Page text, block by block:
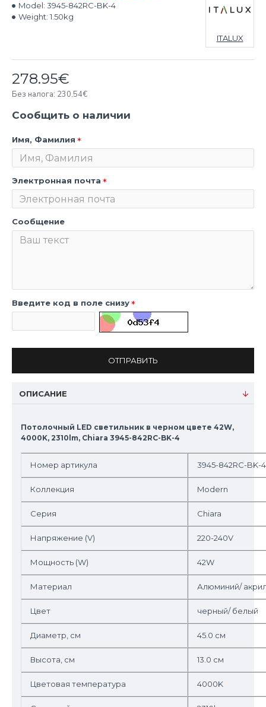
278.95€
Без налога: 230.54€
Model: 3945-842RC-BK-4
Weight: 1.50kg
ITALUX
Сообщить о наличии
Имя, Фамилия
Электронная почта
Сообщение
Введите код в поле снизу
ОТПРАВИТЬ
ОПИСАНИЕ
Потолочный LED светильник в черном цвете 42W,
4000K, 2310lm, Chiara 3945-842RC-BK-4
Номер артикула 3945-842RC-BK-4
Коллекция Modern
Серия Chiara
Напряжение (V) 220-240V
Мощность (W) 42W
Материал Алюминий/
Цвет черный/ белый
Диаметр, см 45.0 см
Высота, см 13.0 см
Цветовая температура 4000K